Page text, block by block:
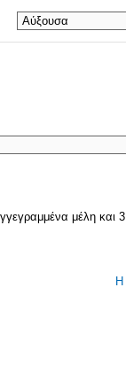
μέλη και 3
Η